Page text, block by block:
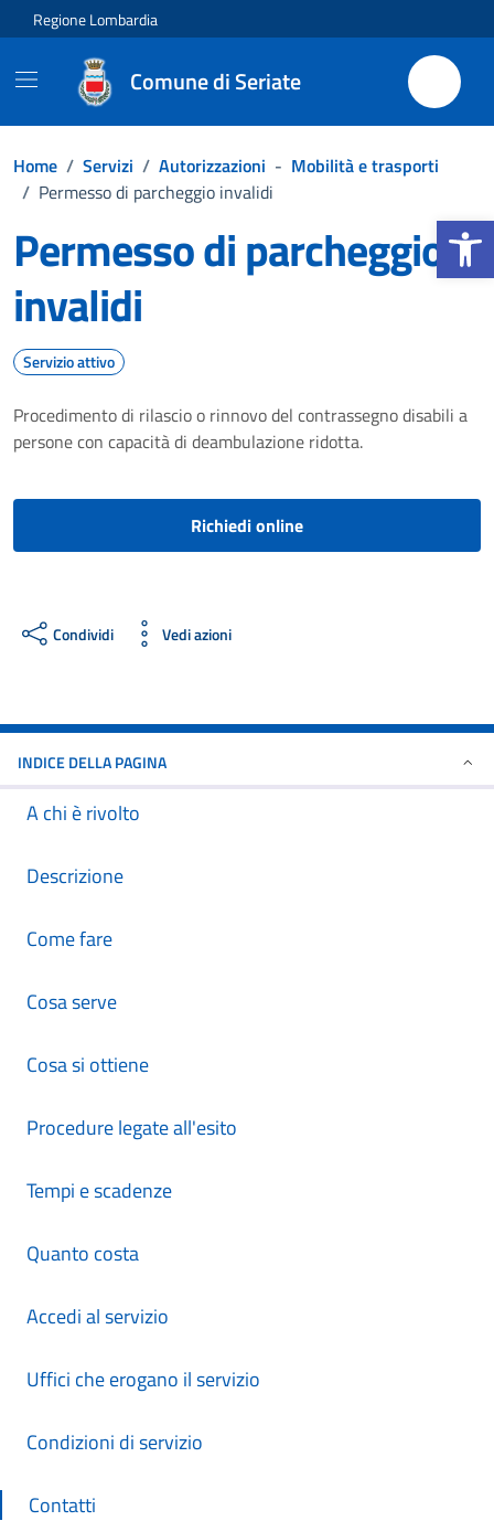
Apri la
Vai ai contenuti
Vai al footer
Regione Lombardia
Comune di Seriate
Home / Servizi / Autorizzazioni - Mobilità e trasporti
/ Permesso di parcheggio invalidi
Permesso di parcheggio
invalidi
Servizio attivo
Procedimento di rilascio o rinnovo del contrassegno disabili a
persone con capacità di deambulazione ridotta.
Richiedi online
Condividi Vedi azioni
INDICE DELLA PAGINA
A chi è rivolto
Descrizione
Come fare
Cosa serve
Cosa si ottiene
Procedure legate all'esito
Tempi e scadenze
Quanto costa
Accedi al servizio
Uffici che erogano il servizio
Condizioni di servizio
Contatti